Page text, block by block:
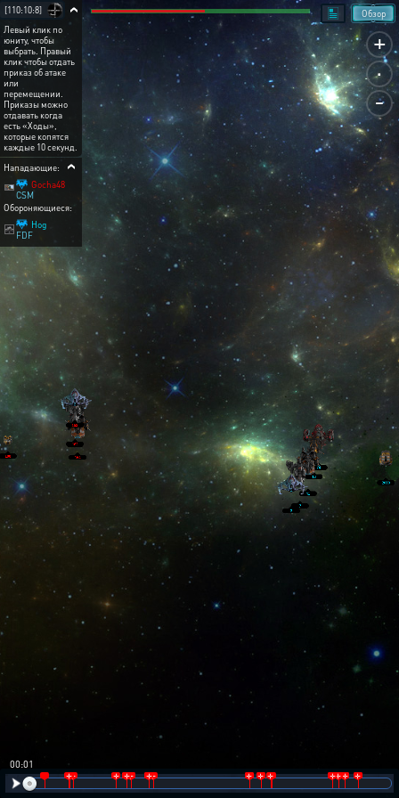
+
.
-
Обзор
[110:10:8]
Левый клик по
юниту, чтобы
выбрать. Правый
клик чтобы отдать
приказ об атаке
или
перемещении.
Приказы можно
отдавать когда
есть «Ходы»,
которые копятся
каждые 10 секунд.
Нападающие:
Gocha48
CSM
Обороняющиеся:
Hog
FDF
00:02